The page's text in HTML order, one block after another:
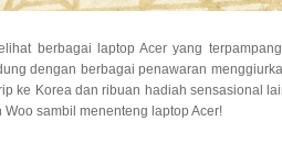
berbagai laptop Acer yang
dengan berbagai penawaran
ke Korea dan ribuan hadiah sensasional
sambil menenteng laptop Acer!